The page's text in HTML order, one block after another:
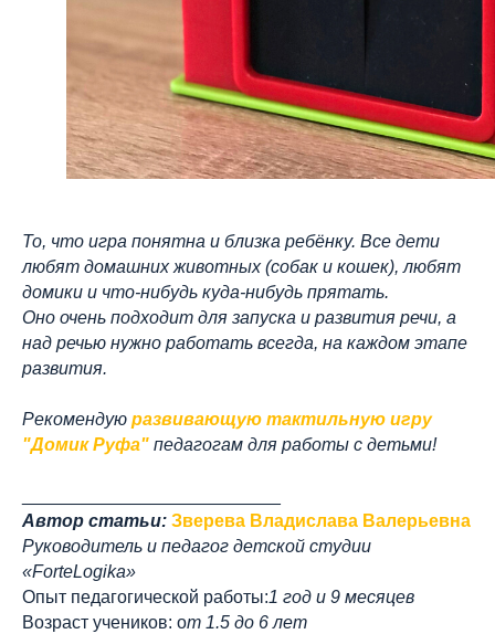
То, что игра понятна и близка ребёнку. Все дети
любят домашних животных (собак и кошек), любят
домики и что-нибудь куда-нибудь прятать.
Оно очень подходит для запуска и развития речи, а
над речью нужно работать всегда, на каждом этапе
развития.
Рекомендую развивающую тактильную игру
"Домик Руфа" педагогам для работы с детьми!
Автор статьи: Зверева Владислава Валерьевна
Руководитель и педагог детской студии
«ForteLogika»
Опыт педагогической работы:1 год и 9 месяцев
Возраст учеников: от 1.5 до 6 лет